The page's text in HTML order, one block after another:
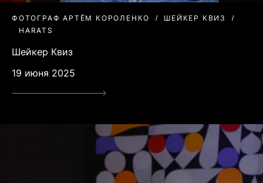
ФОТОГРАФ АРТЁМ КОРОЛЕНКО
ШЕЙКЕР КВИЗ
HARATS
Шейкер Квиз
19 июня 2025